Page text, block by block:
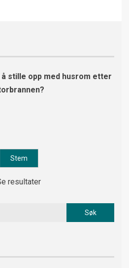
å stille opp med husrom etter
resultater